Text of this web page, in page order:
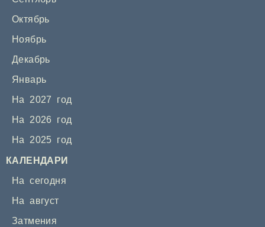
Октябрь
Ноябрь
Декабрь
Январь
На 2027 год
На 2026 год
На 2025 год
КАЛЕНДАРИ
На сегодня
На август
Затмения